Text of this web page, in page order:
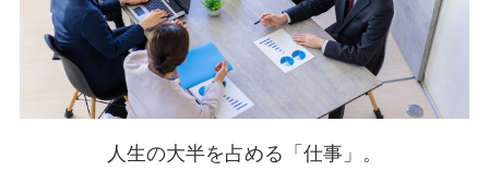
人生の大半を占める「仕事」。